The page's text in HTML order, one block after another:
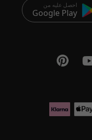
احصل عليه من
Google Play